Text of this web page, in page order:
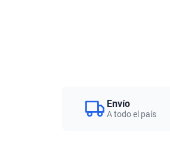
Envío
A todo el país